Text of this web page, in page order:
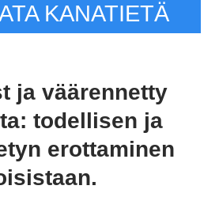
KANATIETÄ
ja väärennetty
todellisen ja
erottaminen